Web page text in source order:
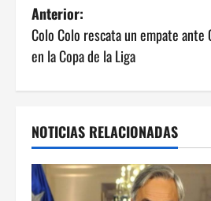
N
a
v
e
g
a
Anterior:
Colo Colo rescata un empate ante
en la Copa de la Liga
NOTICIAS RELACIONADAS